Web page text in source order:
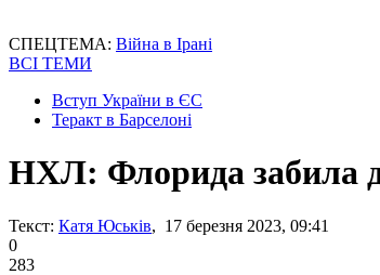
СПЕЦТЕМА: Війна в Ірані
ВСІ ТЕМИ
Вступ України в ЄС
Теракт в Барселоні
НХЛ: Флорида забила
Текст: Катя Юськів, 17 березня 2023, 09:41
0
283